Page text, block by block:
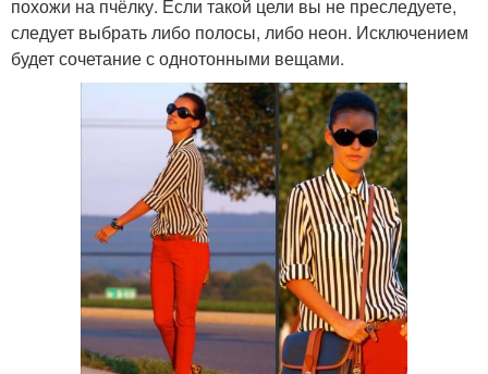
похожи на пчёлку. Если такой цели вы не преследуете,
следует выбрать либо полосы, либо неон. Исключением
будет сочетание с однотонными вещами.